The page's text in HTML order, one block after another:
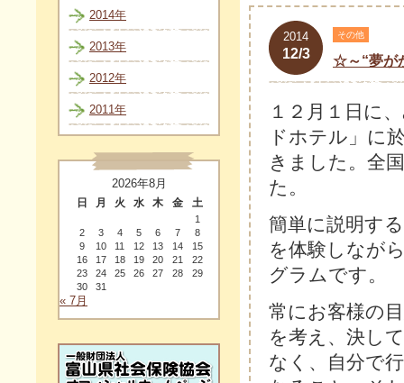
2014
12/3
その他
☆～“夢が
１２月１日に
ドホテル」に
きました。全
た。
簡単に説明す
を体験しなが
グラムです。
常にお客様の
を考え、決し
なく、自分で
2014年
2013年
2012年
2011年
2026年8月
日 月 火 水 木 金 土
1
2
3 4 5 6 7
8
9
10 11 12 13 14
15
16
17 18 19 20 21
22
23
24 25 26 27 28
29
30
31
« 7月